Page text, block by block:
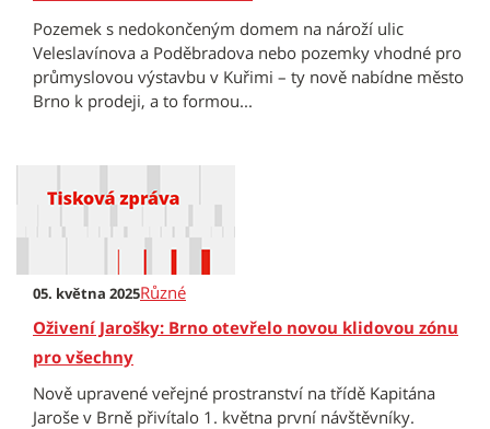
Pozemek s nedokončeným domem na nároží ulic
Veleslavínova a Poděbradova nebo pozemky vhodné pro
průmyslovou výstavbu v Kuřimi – ty nově nabídne město
Brno k prodeji, a to formou...
05. května 2025Různé
Oživení Jarošky: Brno otevřelo novou klidovou zónu
pro všechny
Nově upravené veřejné prostranství na třídě Kapitána
Jaroše v Brně přivítalo 1. května první návštěvníky.